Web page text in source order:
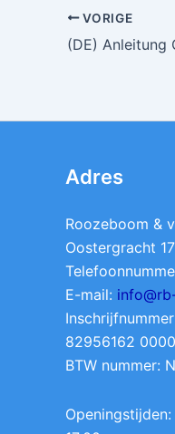
VORIGE
(DE) Anleitung
Adres
Roozeboom &
Oostergracht
E-mail:
82956162 0000
BTW nummer: